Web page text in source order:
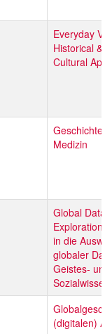
Everyday
Historical &
Cultural
Geschichte
Medizin
Global Data
in die
globaler
Geistes- und
(digitalen)